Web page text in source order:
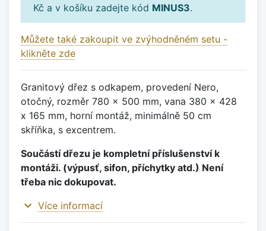
Kč a v košíku zadejte kód MINUS3.
Můžete také zakoupit ve zvýhodněném setu -
klikněte zde
Granitový dřez s odkapem, provedení Nero,
otočný, rozměr 780 x 500 mm, vana 380 x 428
x 165 mm, horní montáž, minimálně 50 cm
skříňka, s excentrem.
Součástí dřezu je kompletní příslušenství k
montáži. (výpusť, sifon, příchytky atd.) Není
třeba nic dokupovat.
expand_more Více informací